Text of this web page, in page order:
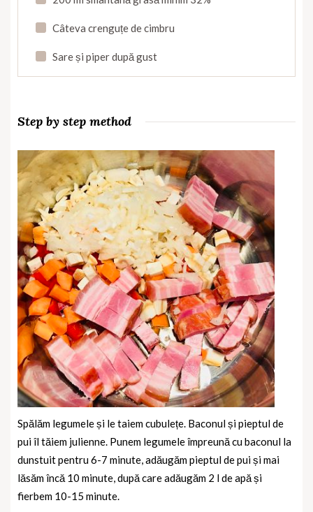
Câteva crenguțe de cimbru
Sare și piper după gust
Step by step method
Spălăm legumele și le taiem cubulețe. Baconul și pieptul de
pui îl tăiem julienne. Punem legumele împreună cu baconul la
dunstuit pentru 6-7 minute, adăugăm pieptul de pui și mai
lăsăm încă 10 minute, după care adăugăm 2 l de apă și
fierbem 10-15 minute.